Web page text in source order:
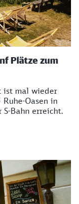
Plätze zum
ist mal wieder
Oasen in
Bahn erreicht.